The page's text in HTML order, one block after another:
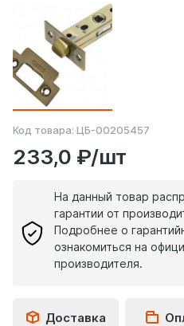
Код товара: ЦБ-00205457
233,0 ₽/шт
На данный товар
гарантии от
Подробнее о
ознакомиться на
производителя.
Доставка